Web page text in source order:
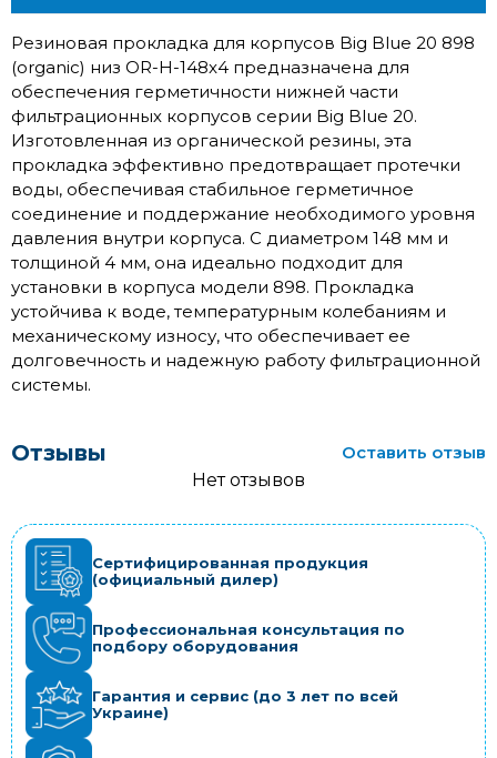
Резиновая прокладка для корпусов Big Blue 20 898
(organic) низ OR-H-148x4 предназначена для
обеспечения герметичности нижней части
фильтрационных корпусов серии Big Blue 20.
Изготовленная из органической резины, эта
прокладка эффективно предотвращает протечки
воды, обеспечивая стабильное герметичное
соединение и поддержание необходимого уровня
давления внутри корпуса. С диаметром 148 мм и
толщиной 4 мм, она идеально подходит для
установки в корпуса модели 898. Прокладка
устойчива к воде, температурным колебаниям и
механическому износу, что обеспечивает ее
долговечность и надежную работу фильтрационной
системы.
Отзывы
Оставить отзыв
Нет отзывов
Сертифицированная продукция
(официальный дилер)
Профессиональная консультация по
подбору оборудования
Гарантия и сервис (до 3 лет по всей
Украине)